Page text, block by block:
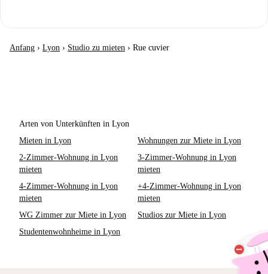
Anfang › Lyon › Studio zu mieten › Rue cuvier
Arten von Unterkünften in Lyon
Mieten in Lyon
Wohnungen zur Miete in Lyon
2-Zimmer-Wohnung in Lyon
mieten
3-Zimmer-Wohnung in Lyon
mieten
4-Zimmer-Wohnung in Lyon
mieten
+4-Zimmer-Wohnung in Lyon
mieten
WG Zimmer zur Miete in Lyon
Studios zur Miete in Lyon
Studentenwohnheime in Lyon